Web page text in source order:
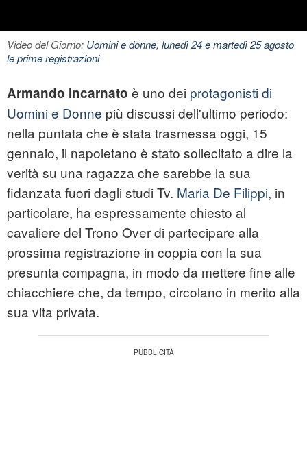
Video del Giorno: Uomini e donne, lunedì 24 e martedì 25 agosto
le prime registrazioni
Armando Incarnato è uno dei protagonisti di
Uomini e Donne più discussi dell'ultimo periodo:
nella puntata che è stata trasmessa oggi, 15
gennaio, il napoletano è stato sollecitato a dire la
verità su una ragazza che sarebbe la sua
fidanzata fuori dagli studi Tv. Maria De Filippi, in
particolare, ha espressamente chiesto al
cavaliere del Trono Over di partecipare alla
prossima registrazione in coppia con la sua
presunta compagna, in modo da mettere fine alle
chiacchiere che, da tempo, circolano in merito alla
sua vita privata.